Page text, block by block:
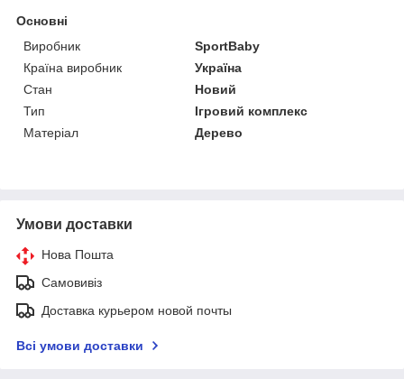
Основні
Виробник
SportBaby
Країна виробник
Україна
Стан
Новий
Тип
Ігровий комплекс
Матеріал
Дерево
Умови доставки
Нова Пошта
Самовивіз
Доставка курьером новой почты
Всі умови доставки